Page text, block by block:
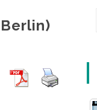
Berlin)